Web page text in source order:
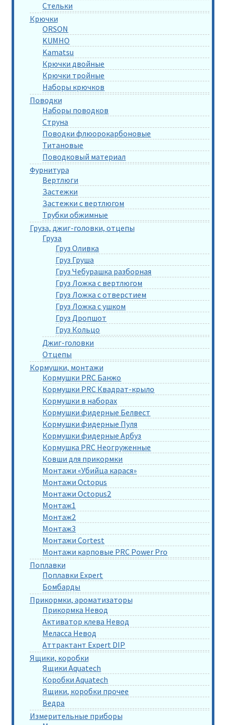
Стельки
Крючки
ORSON
KUMHO
Kamatsu
Крючки двойные
Крючки тройные
Наборы крючков
Поводки
Наборы поводков
Струна
Поводки флюорокарбоновые
Титановые
Поводковый материал
Фурнитура
Вертлюги
Застежки
Застежки с вертлюгом
Трубки обжимные
Груза, джиг-головки, отцепы
Груза
Груз Оливка
Груз Груша
Груз Чебурашка разборная
Груз Ложка с вертлюгом
Груз Ложка с отверстием
Груз Ложка с ушком
Груз Дропшот
Груз Кольцо
Джиг-головки
Отцепы
Кормушки, монтажи
Кормушки PRC Банжо
Кормушки PRC Квадрат-крыло
Кормушки в наборах
Кормушки фидерные Белвест
Кормушки фидерные Пуля
Кормушки фидерные Арбуз
Кормушка PRC Неогруженные
Ковши для прикормки
Монтажи «Убийца карася»
Монтажи Octopus
Монтажи Octopus2
Монтаж1
Монтаж2
Монтаж3
Монтажи Cortest
Монтажи карповые PRC Power Pro
Поплавки
Поплавки Expert
Бомбарды
Прикормки, ароматизаторы
Прикормка Невод
Активатор клева Невод
Меласса Невод
Аттрактант Expert DIP
Ящики, коробки
Ящики Aquatech
Коробки Aquatech
Ящики, коробки прочее
Ведра
Измерительные приборы